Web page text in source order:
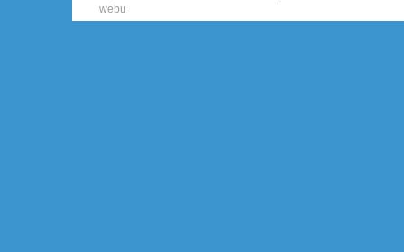
webu